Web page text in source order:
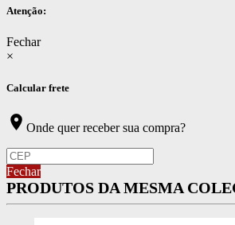
Atenção:
Fechar
×
Calcular frete
location_on Onde quer receber sua compra?
Fechar
PRODUTOS DA MESMA